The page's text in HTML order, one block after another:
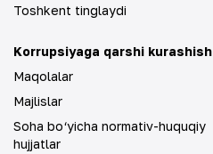
Toshkent tinglaydi
Korrupsiyaga qarshi kurashish
Maqolalar
Majlislar
Soha bo‘yicha normativ-huquqiy
hujjatlar